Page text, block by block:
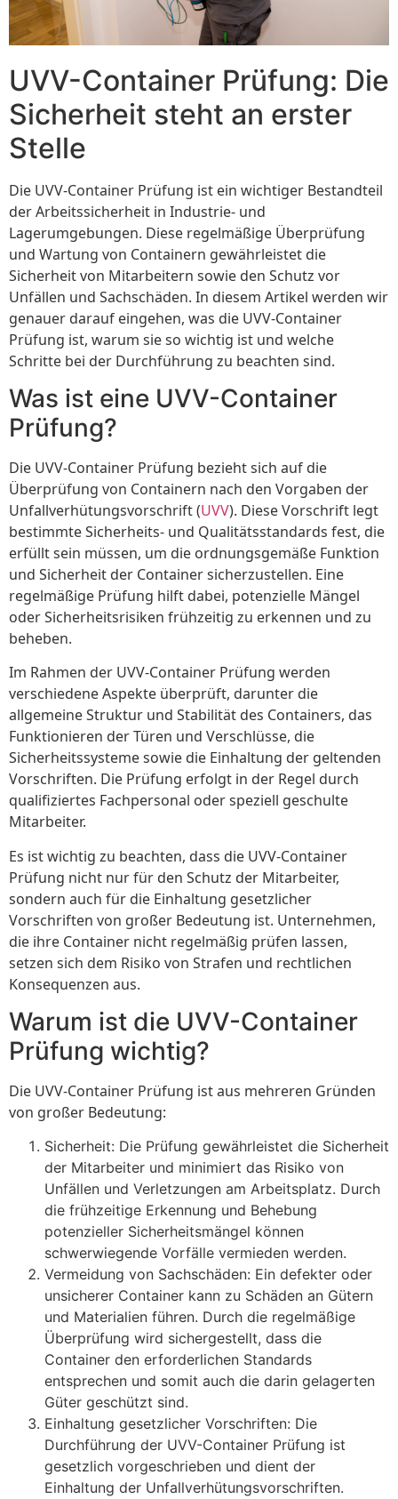
UVV-Container Prüfung: Die
Sicherheit steht an erster
Stelle
Die UVV-Container Prüfung ist ein wichtiger Bestandteil
der Arbeitssicherheit in Industrie- und
Lagerumgebungen. Diese regelmäßige Überprüfung
und Wartung von Containern gewährleistet die
Sicherheit von Mitarbeitern sowie den Schutz vor
Unfällen und Sachschäden. In diesem Artikel werden wir
genauer darauf eingehen, was die UVV-Container
Prüfung ist, warum sie so wichtig ist und welche
Schritte bei der Durchführung zu beachten sind.
Was ist eine UVV-Container
Prüfung?
Die UVV-Container Prüfung bezieht sich auf die
Überprüfung von Containern nach den Vorgaben der
Unfallverhütungsvorschrift (UVV). Diese Vorschrift legt
bestimmte Sicherheits- und Qualitätsstandards fest, die
erfüllt sein müssen, um die ordnungsgemäße Funktion
und Sicherheit der Container sicherzustellen. Eine
regelmäßige Prüfung hilft dabei, potenzielle Mängel
oder Sicherheitsrisiken frühzeitig zu erkennen und zu
beheben.
Im Rahmen der UVV-Container Prüfung werden
verschiedene Aspekte überprüft, darunter die
allgemeine Struktur und Stabilität des Containers, das
Funktionieren der Türen und Verschlüsse, die
Sicherheitssysteme sowie die Einhaltung der geltenden
Vorschriften. Die Prüfung erfolgt in der Regel durch
qualifiziertes Fachpersonal oder speziell geschulte
Mitarbeiter.
Es ist wichtig zu beachten, dass die UVV-Container
Prüfung nicht nur für den Schutz der Mitarbeiter,
sondern auch für die Einhaltung gesetzlicher
Vorschriften von großer Bedeutung ist. Unternehmen,
die ihre Container nicht regelmäßig prüfen lassen,
setzen sich dem Risiko von Strafen und rechtlichen
Konsequenzen aus.
Warum ist die UVV-Container
Prüfung wichtig?
Die UVV-Container Prüfung ist aus mehreren Gründen
von großer Bedeutung:
Sicherheit: Die Prüfung gewährleistet die Sicherheit
der Mitarbeiter und minimiert das Risiko von
Unfällen und Verletzungen am Arbeitsplatz. Durch
die frühzeitige Erkennung und Behebung
potenzieller Sicherheitsmängel können
schwerwiegende Vorfälle vermieden werden.
Vermeidung von Sachschäden: Ein defekter oder
unsicherer Container kann zu Schäden an Gütern
und Materialien führen. Durch die regelmäßige
Überprüfung wird sichergestellt, dass die
Container den erforderlichen Standards
entsprechen und somit auch die darin gelagerten
Güter geschützt sind.
Einhaltung gesetzlicher Vorschriften: Die
Durchführung der UVV-Container Prüfung ist
gesetzlich vorgeschrieben und dient der
Einhaltung der Unfallverhütungsvorschriften.